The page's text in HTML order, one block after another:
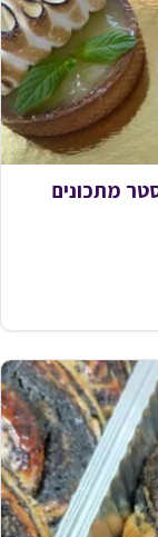
מתכונים